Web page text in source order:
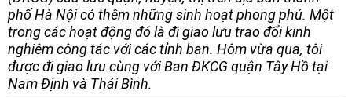
phố Hà Nội có thêm những sinh hoạt phong phú. Một
trong các hoạt động đó là đi giao lưu trao đổi kinh
nghiệm công tác với các tỉnh bạn. Hôm vừa qua, tôi
được đi giao lưu cùng với Ban ĐKCG quận Tây Hồ tại
Nam Định và Thái Bình.